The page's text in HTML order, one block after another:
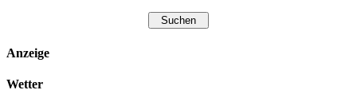
Anzeige
Wetter